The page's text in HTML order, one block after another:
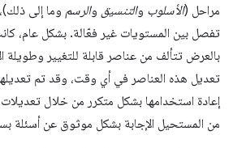
مراحل (الأسلوب والتنسيق والرسم وما إلى
تفصل بين المستويات غير فعّالة. بشكل عام،
بالعرض تتألف من عناصر قابلة للتغيير وطويلة
تعديل هذه العناصر في أي وقت، وقد تم تعديلها
إعادة استخدامها بشكل متكرر من خلال
من المستحيل الإجابة بشكل موثوق عن أسئلة